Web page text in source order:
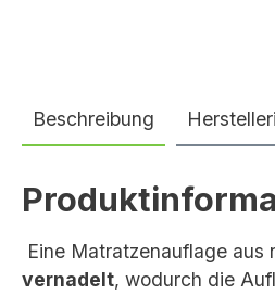
Beschreibung
Eine Matratzenauflage
vernadelt, wodurch die